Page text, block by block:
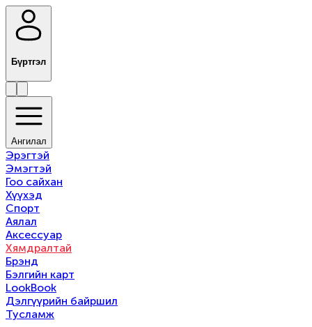
Бүртгэл
Ангилал
Эрэгтэй
Эмэгтэй
Гоо сайхан
Хүүхэд
Спорт
Аялал
Аксессуар
Хямдралтай
Брэнд
Бэлгийн карт
LookBook
Дэлгүүрийн байршил
Тусламж